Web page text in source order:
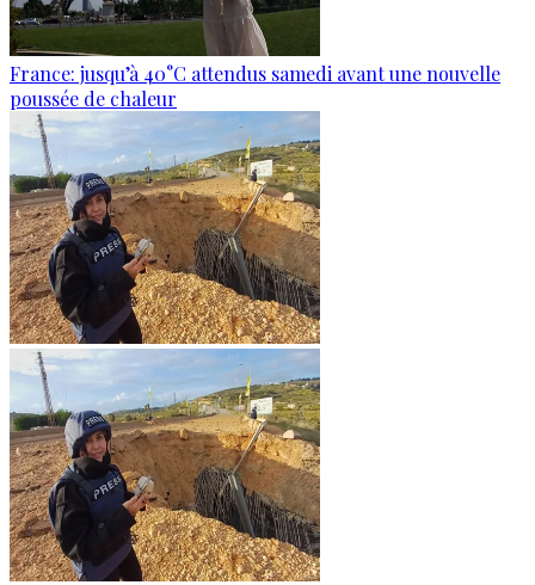
France: jusqu’à 40°C attendus samedi avant une nouvelle
poussée de chaleur